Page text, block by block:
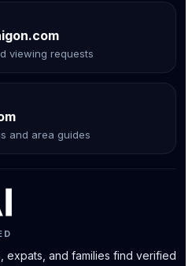
viewing requests
and area guides
expats, and families find verified